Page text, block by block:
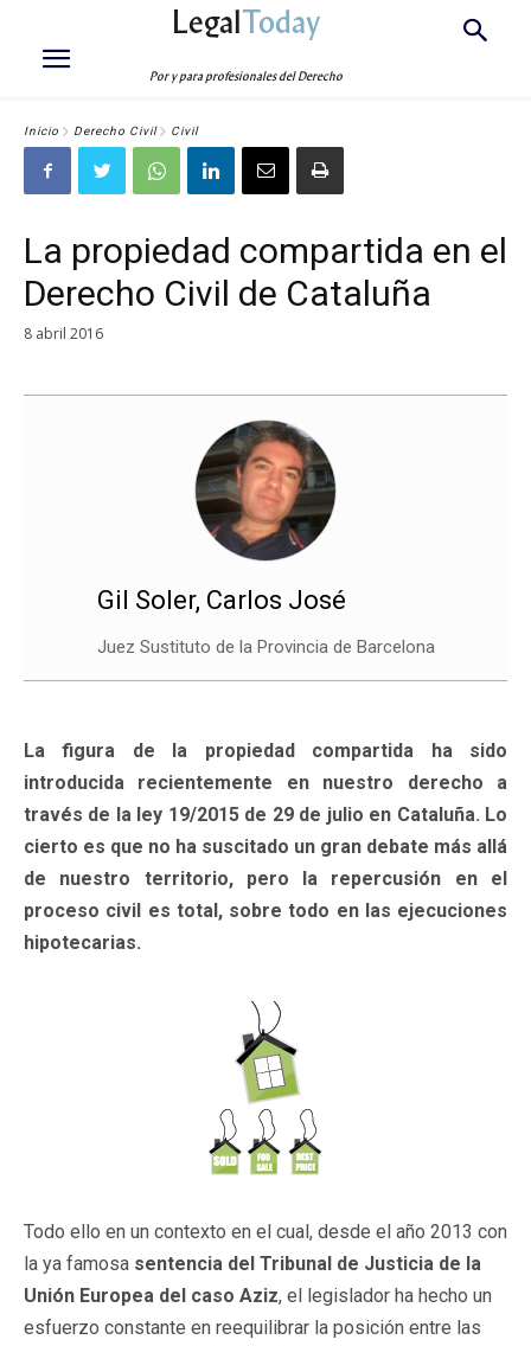
LegalToday
Por y para profesionales del Derecho
Inicio Derecho Civil Civil
La propiedad compartida en el
Derecho Civil de Cataluña
8 abril 2016
Gil Soler, Carlos José
Juez Sustituto de la Provincia de Barcelona
La figura de la propiedad compartida ha sido
introducida recientemente en nuestro derecho a
través de la ley 19/2015 de 29 de julio en Cataluña. Lo
cierto es que no ha suscitado un gran debate más allá
de nuestro territorio, pero la repercusión en el
proceso civil es total, sobre todo en las ejecuciones
hipotecarias.
Todo ello en un contexto en el cual, desde el año 2013 con
la ya famosa sentencia del Tribunal de Justicia de la
Unión Europea del caso Aziz, el legislador ha hecho un
esfuerzo constante en reequilibrar la posición entre las